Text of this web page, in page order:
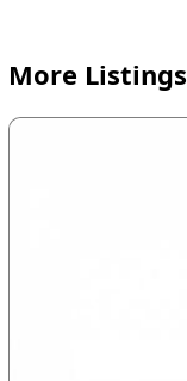
More Listings